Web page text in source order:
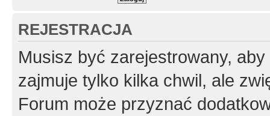
REJESTRACJA
Musisz być zarejestrowany,
zajmuje tylko kilka chwil, ale
Forum może przyznać